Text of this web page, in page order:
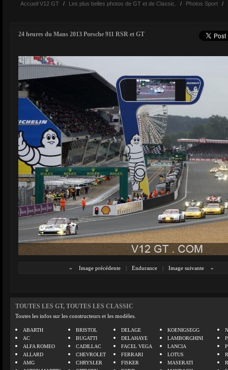
Accueil V12 GT / Les plus belles photos de GT et de Classic. / Photos Sport /
24 heures du Mans 2013 Porsche 911 RSR et GT
« Image précédente | Endurance | Image suivante »
TOUTES LES GT, TOUTES LES CLASSIC
Toutes les infos sur les constructeurs et les modèles.
ABARTH
AC
ALFA ROMEO
ALLARD
AMG
BRISTOL
BUGATTI
CADILLAC
CHEVROLET
CHRYSLER
DELAGE
DELAHAYE
FACEL VEGA
FERRARI
FISKER
KOENIGSEGG
LAMBORGHINI
LANCIA
LOTUS
MASERATI